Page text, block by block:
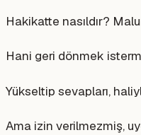
Hakikatte nasıldır?
Hani geri dönmek
Yükseltip sevapları,
Ama izin verilmezmiş,